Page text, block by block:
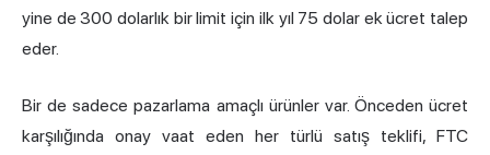
yine de 300 dolarlık bir limit için ilk yıl 75 dolar ek ücret talep
eder.
Bir de sadece pazarlama amaçlı ürünler var. Önceden ücret
karşılığında onay vaat eden her türlü satış teklifi, FTC